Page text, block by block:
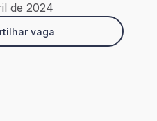
de 2024
vaga
- GO